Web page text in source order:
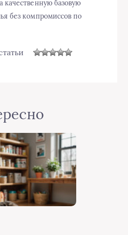
качественную базовую
без компромиссов по